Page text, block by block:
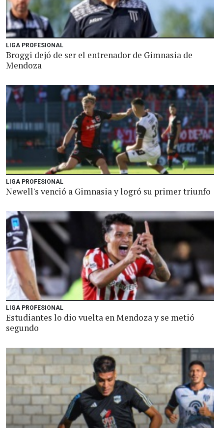
LIGA PROFESIONAL
Broggi dejó de ser el entrenador de Gimnasia de
Mendoza
LIGA PROFESIONAL
Newell's venció a Gimnasia y logró su primer triunfo
LIGA PROFESIONAL
Estudiantes lo dio vuelta en Mendoza y se metió
segundo